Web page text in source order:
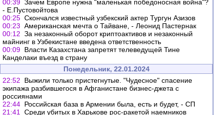
00:39 Зачем Европе нужна "маленькая победоносная война"?
- Е.Пустовойтова
00:25 Скончался известный узбекский актер Тургун Азизов
00:23 Американская мечта о Тайване, - Леонид Пастернак
00:12 За незаконный оборот криптоактивов и незаконный
майнинг в Узбекистане введена ответственность
00:09 Власти Казахстана запретят телеведущей Тине
Канделаки въезд в страну
Понедельник, 22.01.2024
22:52
Выжили только пристегнутые. "Чудесное" спасение
экипажа разбившегося в Афганистане бизнес-джета с
россиянами
22:44 Российская база в Армении была, есть и будет, - СП
21:41
Среди убитых в Харькове рос-ракетой наемников